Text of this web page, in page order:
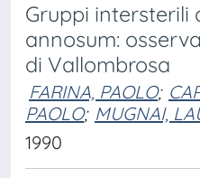
Gruppi intersterili
annosum:
di Vallombrosa
FARINA, PAOLO;
PAOLO; MUGNAI,
1990